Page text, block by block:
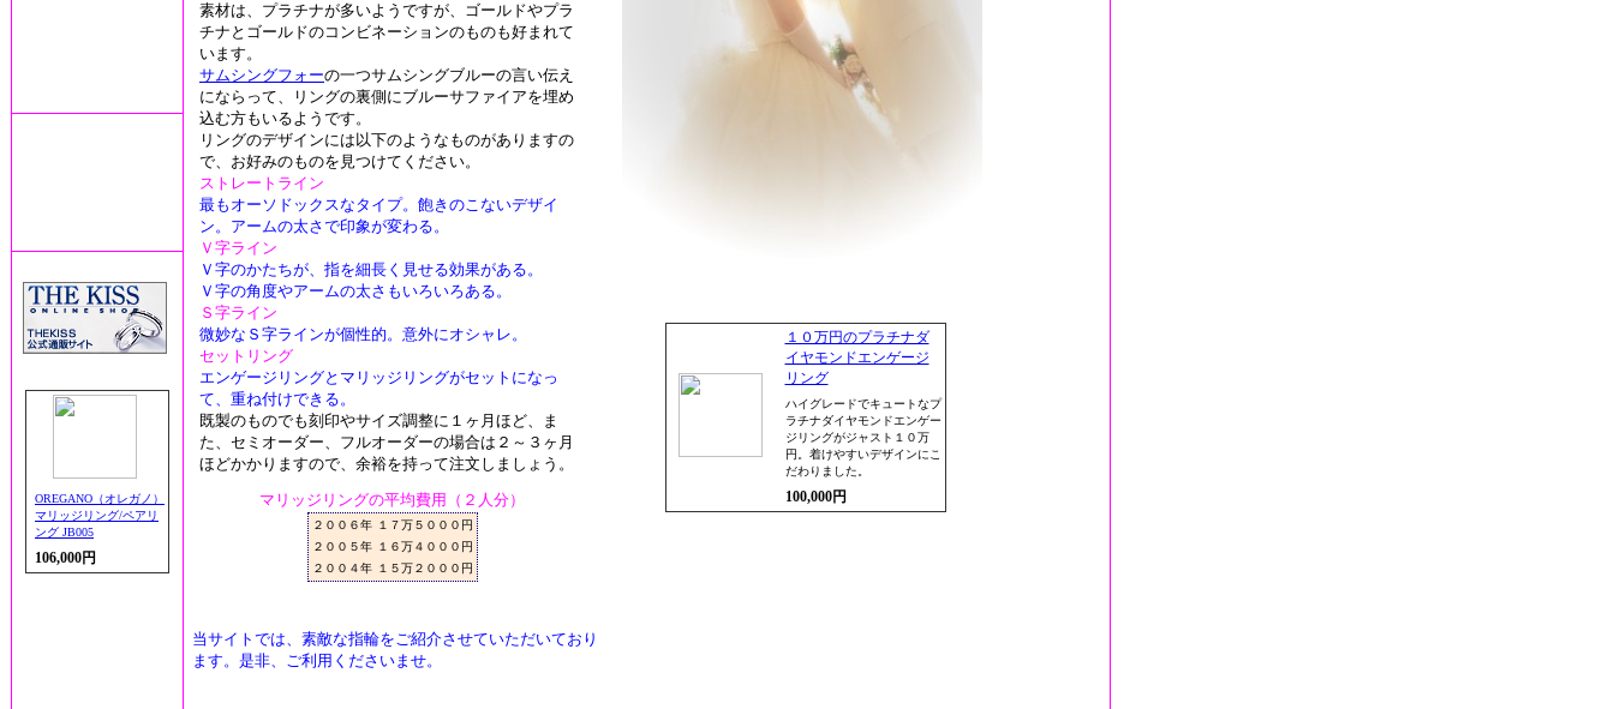
素材は、プラチナが多いようですが、ゴールドやプラ
チナとゴールドのコンビネーションのものも好まれて
います。
サムシングフォーの一つサムシングブルーの言い伝え
にならって、リングの裏側にブルーサファイアを埋め
込む方もいるようです。
リングのデザインには以下のようなものがありますの
で、お好みのものを見つけてください。
ストレートライン
最もオーソドックスなタイプ。飽きのこないデザイ
ン。アームの太さで印象が変わる。
Ｖ字ライン
Ｖ字のかたちが、指を細長く見せる効果がある。
Ｖ字の角度やアームの太さもいろいろある。
Ｓ字ライン
微妙なＳ字ラインが個性的。意外にオシャレ。
セットリング
エンゲージリングとマリッジリングがセットになっ
て、重ね付けできる。
既製のものでも刻印やサイズ調整に１ヶ月ほど、ま
た、セミオーダー、フルオーダーの場合は２～３ヶ月
ほどかかりますので、余裕を持って注文しましょう。
マリッジリングの平均費用（２人分）
２００６年 １７万５０００円
２００５年 １６万４０００円
２００４年 １５万２０００円
当サイトでは、素敵な指輪をご紹介させていただいており
ます。是非、ご利用くださいませ。
１０万円のプラチナダ
イヤモンドエンゲージ
リング
ハイグレードでキュートなプ
ラチナダイヤモンドエンゲー
ジリングがジャスト１０万
円。着けやすいデザインにこ
だわりました。
100,000円
OREGANO（オレガノ）
マリッジリング/ペアリ
ング JB005
106,000円